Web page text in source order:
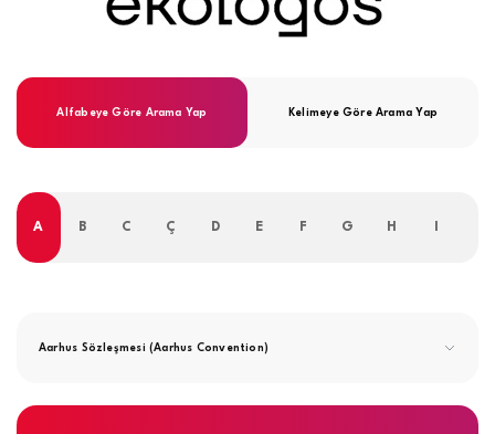
Alfabeye Göre Arama Yap Kelimeye Göre Arama Yap
A B C Ç D E F G H
Aarhus Sözleşmesi (Aarhus Convention)